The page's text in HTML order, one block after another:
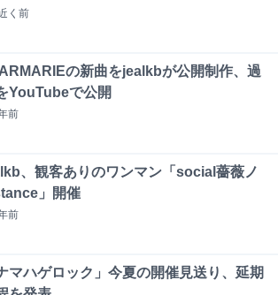
く 前
の新曲をjealkbが公開制作、過
YouTubeで公開
前
、観客ありのワンマン「social薔薇ノ
」開催
前
マハゲロック」今夏の開催見送り、延期